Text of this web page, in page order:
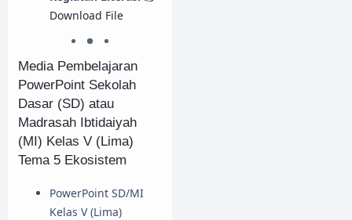
Download File
Media Pembelajaran
PowerPoint Sekolah
Dasar (SD) atau
Madrasah Ibtidaiyah
(MI) Kelas V (Lima)
Tema 5 Ekosistem
PowerPoint SD/MI
Kelas V (Lima)